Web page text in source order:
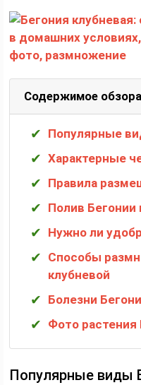
Содержимое обзора
Популярные
Характерные
Правила
Полив Бегонии
Нужно ли
Способы
клубневой
Болезни
Фото растения
Популярные виды